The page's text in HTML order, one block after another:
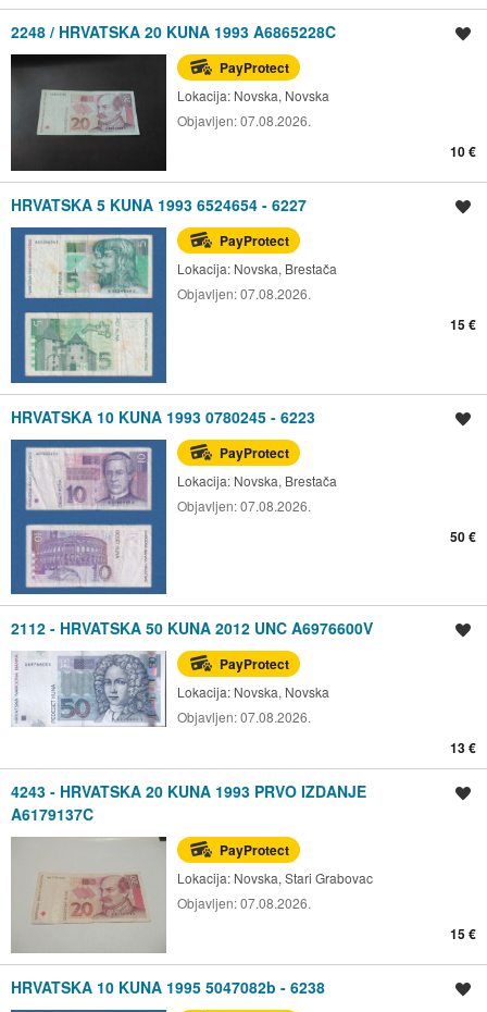
2248 / HRVATSKA 20 KUNA 1993 A6865228C
PayProtect
Lokacija: Novska, Novska
Objavljen:07.08.2026.
10 €
HRVATSKA 5 KUNA 1993 6524654 - 6227
PayProtect
Lokacija: Novska, Brestača
Objavljen:07.08.2026.
15 €
HRVATSKA 10 KUNA 1993 0780245 - 6223
PayProtect
Lokacija: Novska, Brestača
Objavljen:07.08.2026.
50 €
2112 - HRVATSKA 50 KUNA 2012 UNC A6976600V
PayProtect
Lokacija: Novska, Novska
Objavljen:07.08.2026.
13 €
4243 - HRVATSKA 20 KUNA 1993 PRVO IZDANJE
A6179137C
PayProtect
Lokacija: Novska, Stari Grabovac
Objavljen:07.08.2026.
15 €
HRVATSKA 10 KUNA 1995 5047082b - 6238